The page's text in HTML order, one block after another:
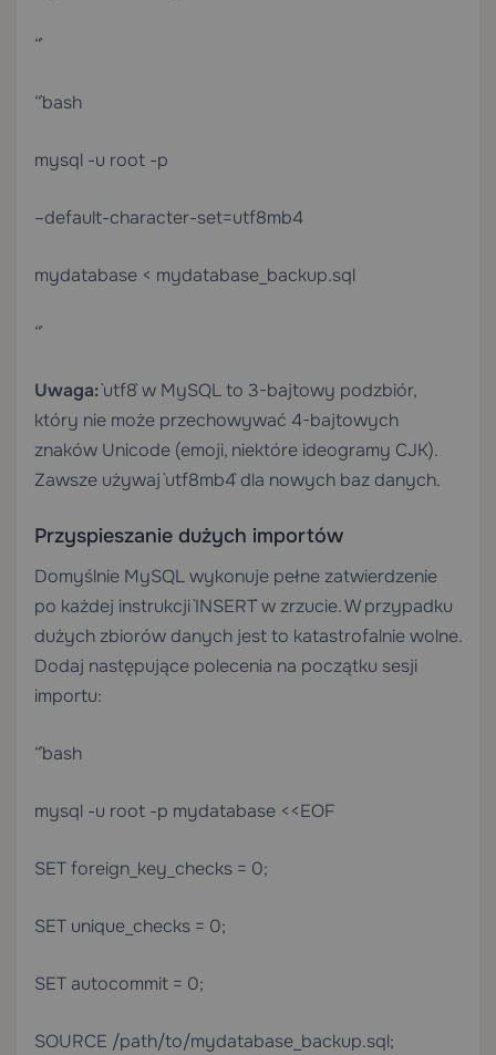
“`
“`bash
mysql -u root -p
–default-character-set=utf8mb4
mydatabase < mydatabase_backup.sql
“`
Uwaga:`utf8` w MySQL to 3-bajtowy podzbiór,
który nie może przechowywać 4-bajtowych
znaków Unicode (emoji, niektóre ideogramy CJK).
Zawsze używaj `utf8mb4` dla nowych baz danych.
Przyspieszanie dużych importów
Domyślnie MySQL wykonuje pełne zatwierdzenie
po każdej instrukcji `INSERT` w zrzucie. W przypadku
dużych zbiorów danych jest to katastrofalnie wolne.
Dodaj następujące polecenia na początku sesji
importu:
“`bash
mysql -u root -p mydatabase <<EOF
SET foreign_key_checks = 0;
SET unique_checks = 0;
SET autocommit = 0;
SOURCE /path/to/mydatabase_backup.sql;